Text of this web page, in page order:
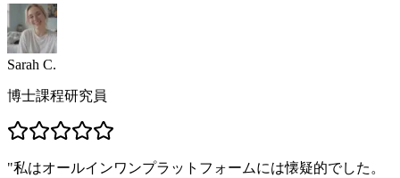
Sarah C.
博士課程研究員
"私はオールインワンプラットフォームには懐疑的でした。